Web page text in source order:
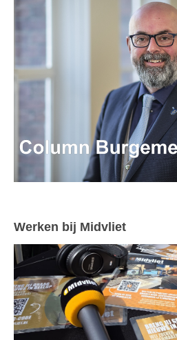
Werken bij Midvliet